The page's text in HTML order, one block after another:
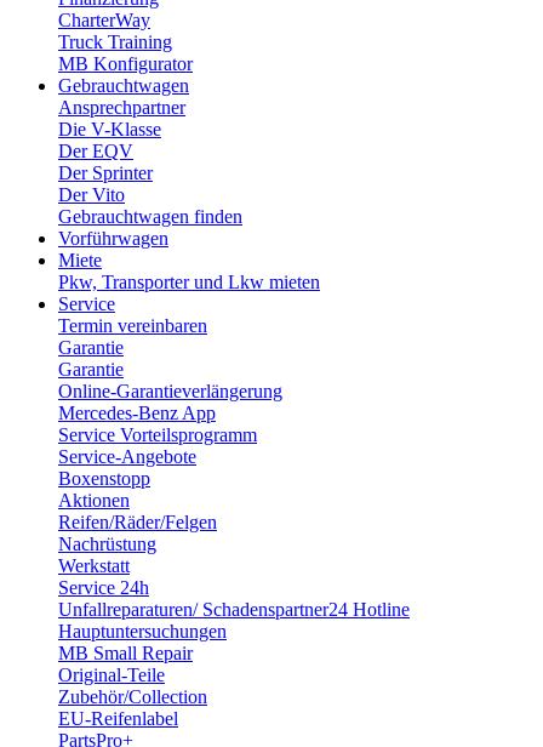
elektronischen Kommunikationsvorgangs (notwendige
Cookies) oder zur Bereitstellung bestimmter, von Ihnen
erwünschter Funktionen (funktionale Cookies) oder zur
Optimierung der Website (z.B. Cookies zur
Publikumsmessung) erforderlich sind, werden auf
Grundlage von Art. 6 Abs. 1 lit. f) DSGVO gespeichert,
sofern keine andere Rechtsgrundlage angegeben wird.
Der Websitebetreiber hat ein berechtigtes Interesse an
der Speicherung von Cookies zur technisch fehlerfreien
und optimierten Bereitstellung seiner Dienste. Sofern eine
Einwilligung zur Speicherung von Cookies abgefragt
wurde, erfolgt die Speicherung der betreffenden Cookies
ausschließlich auf Grundlage dieser Einwilligung (Art. 6
Abs. 1 lit. a) DSGVO und § 25 Abs. 1 TTDSG); die
Einwilligung ist jederzeit widerrufbar.
Sofern Cookies von Drittunternehmen oder zu
Analysezwecken eingesetzt werden, werden wir Sie
hierüber im Rahmen dieser Datenschutzerklärung
gesondert informieren und ggf. Ihre Einwilligung abfragen.
Sie können Ihren Browser so einstellen, dass Sie über
das Setzen von Cookies vorab informiert werden und im
Einzelfall entscheiden können, ob Sie die Annahme von
Cookies für bestimmte Fälle oder generell ausschließen,
oder dass Cookies komplett verhindert werden. Dadurch
CharterWay
Truck Training
MB Konfigurator
Gebrauchtwagen
Ansprechpartner
Die V-Klasse
Der EQV
Der Sprinter
Der Vito
Gebrauchtwagen finden
Vorführwagen
Miete
Pkw, Transporter und Lkw mieten
Service
Termin vereinbaren
Garantie
Garantie
Online-Garantieverlängerung
Mercedes-Benz App
Service Vorteilsprogramm
Service-Angebote
Boxenstopp
Aktionen
Reifen/Räder/Felgen
Nachrüstung
Werkstatt
Service 24h
Unfallreparaturen/ Schadenspartner24 Hotline
Hauptuntersuchungen
MB Small Repair
Original-Teile
Zubehör/Collection
EU-Reifenlabel
PartsPro+